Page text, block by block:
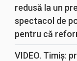
redusă la un
spectacol de
pentru că
VIDEO. Timiș: